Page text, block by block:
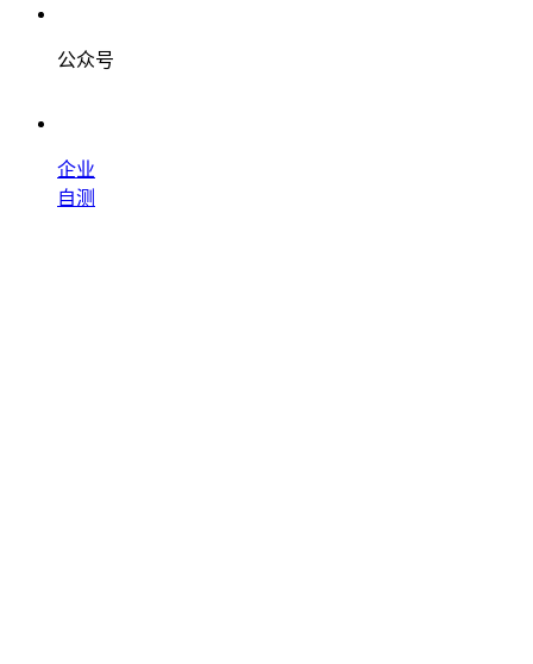
公众号
企业
自测